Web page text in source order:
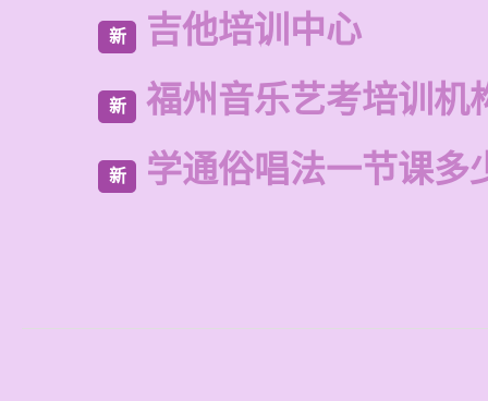
新 吉他培训中心
新 福州音乐艺考培训机
新 学通俗唱法一节课多